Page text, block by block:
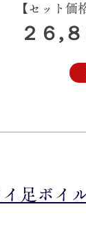
【セット価
２６,
イ足ボイ